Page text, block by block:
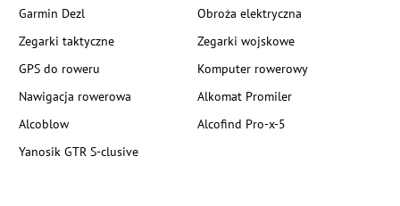
Garmin Dezl
Obroża elektryczna
Zegarki taktyczne
Zegarki wojskowe
GPS do roweru
Komputer rowerowy
Nawigacja rowerowa
Alkomat Promiler
Alcoblow
Alcofind Pro-x-5
Yanosik GTR S-clusive